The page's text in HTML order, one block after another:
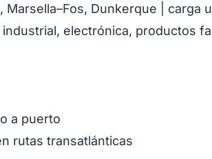
Marsella–Fos, Dunkerque | carga
electrónica, productos
a puerto
rutas transatlánticas